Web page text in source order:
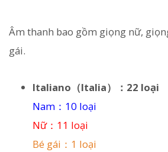
Âm thanh bao gồm giọng nữ,
gái.
Italiano（Italia）：22 loại
Nam：10 loại
Nữ：11 loại
Bé gái：1 loại